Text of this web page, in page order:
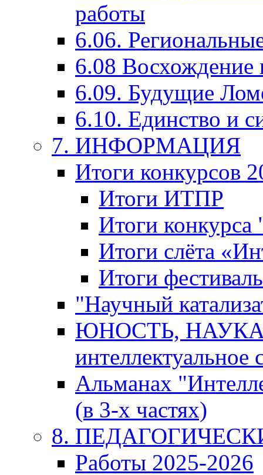
работы
6.06.
6.08 Восхождение
6.09. Будущие
6.10. Единство и
7. ИНФОРМАЦИЯ
Итоги конкурсов
Итоги ИТПР
Итоги
Итоги слёта
Итоги
"Научный
ЮНОСТЬ,
интеллектуальное
Альманах
(в 3-х частях)
8.
Работы 2025-2026